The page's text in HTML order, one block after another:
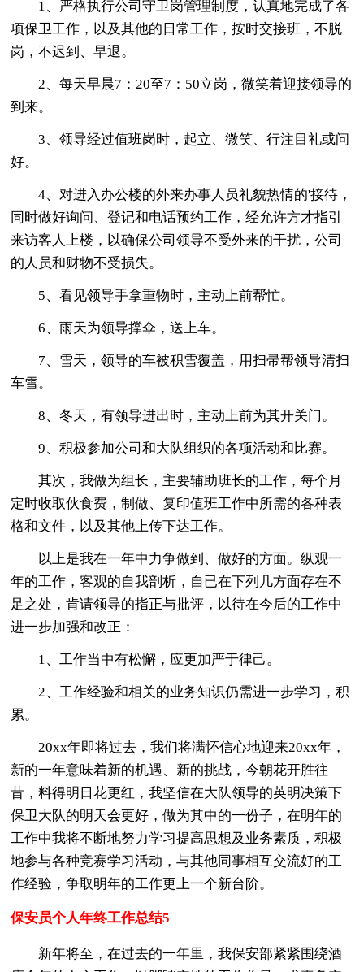
1、严格执行公司守卫岗管理制度，认真地完成了各
项保卫工作，以及其他的日常工作，按时交接班，不脱
岗，不迟到、早退。
2、每天早晨7：20至7：50立岗，微笑着迎接领导的
到来。
3、领导经过值班岗时，起立、微笑、行注目礼或问
好。
4、对进入办公楼的外来办事人员礼貌热情的'接待，
同时做好询问、登记和电话预约工作，经允许方才指引
来访客人上楼，以确保公司领导不受外来的干扰，公司
的人员和财物不受损失。
5、看见领导手拿重物时，主动上前帮忙。
6、雨天为领导撑伞，送上车。
7、雪天，领导的车被积雪覆盖，用扫帚帮领导清扫
车雪。
8、冬天，有领导进出时，主动上前为其开关门。
9、积极参加公司和大队组织的各项活动和比赛。
其次，我做为组长，主要辅助班长的工作，每个月
定时收取伙食费，制做、复印值班工作中所需的各种表
格和文件，以及其他上传下达工作。
以上是我在一年中力争做到、做好的方面。纵观一
年的工作，客观的自我剖析，自已在下列几方面存在不
足之处，肯请领导的指正与批评，以待在今后的工作中
进一步加强和改正：
1、工作当中有松懈，应更加严于律己。
2、工作经验和相关的业务知识仍需进一步学习，积
累。
20xx年即将过去，我们将满怀信心地迎来20xx年，
新的一年意味着新的机遇、新的挑战，今朝花开胜往
昔，料得明日花更红，我坚信在大队领导的英明决策下
保卫大队的明天会更好，做为其中的一份子，在明年的
工作中我将不断地努力学习提高思想及业务素质，积极
地参与各种竞赛学习活动，与其他同事相互交流好的工
作经验，争取明年的工作更上一个新台阶。
保安员个人年终工作总结5
新年将至，在过去的一年里，我保安部紧紧围绕酒